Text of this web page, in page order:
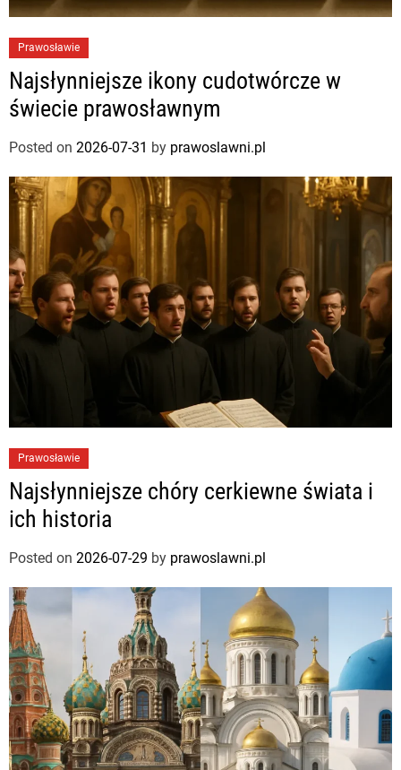
Prawosławie
Najsłynniejsze ikony cudotwórcze w
świecie prawosławnym
Posted on 2026-07-31 by prawoslawni.pl
Prawosławie
Najsłynniejsze chóry cerkiewne świata i
ich historia
Posted on 2026-07-29 by prawoslawni.pl